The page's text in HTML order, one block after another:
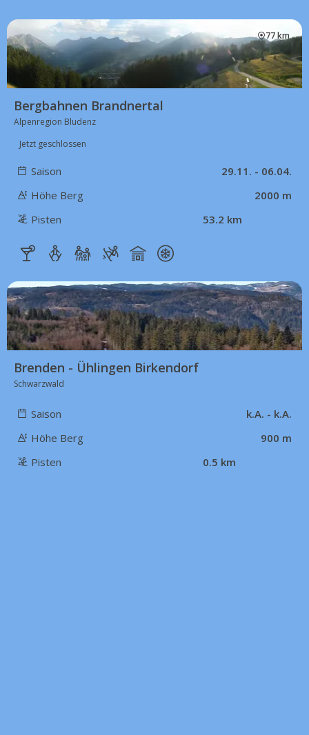
77 km
Bergbahnen Brandnertal
Alpenregion Bludenz
Jetzt geschlossen
Saison
29.11. - 06.04.
Höhe Berg
2000 m
Pisten
53.2 km
77 km
Brenden - Ühlingen Birkendorf
Schwarzwald
Saison
k.A. - k.A.
Höhe Berg
900 m
Pisten
0.5 km